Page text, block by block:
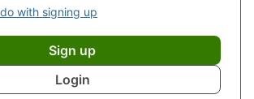
with signing up
Sign up
Login